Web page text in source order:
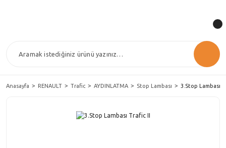
Anasayfa RENAULT Trafic AYDINLATMA Stop Lambası 3.Stop Lambası